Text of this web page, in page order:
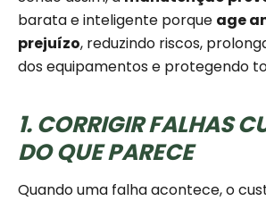
barata e inteligente porque age
prejuízo, reduzindo riscos,
dos equipamentos e protegendo
1. CORRIGIR FALHAS
DO QUE PARECE
Quando uma falha acontece, o